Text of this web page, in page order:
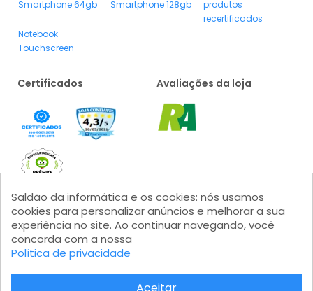
Smartphone 64gb Smartphone 128gb
produtos
recertificados
Notebook
Touchscreen
Certificados Avaliações da loja
Formas de pagamento
Saldão da informática e os cookies: nós usamos
cookies para personalizar anúncios e melhorar a sua
experiência no site. Ao continuar navegando, você
concorda com a nossa
Política de privacidade
Aceitar